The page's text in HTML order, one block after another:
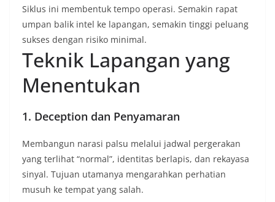
Siklus ini membentuk tempo operasi. Semakin rapat
umpan balik intel ke lapangan, semakin tinggi peluang
sukses dengan risiko minimal.
Teknik Lapangan yang
Menentukan
1. Deception dan Penyamaran
Membangun narasi palsu melalui jadwal pergerakan
yang terlihat “normal”, identitas berlapis, dan rekayasa
sinyal. Tujuan utamanya mengarahkan perhatian
musuh ke tempat yang salah.